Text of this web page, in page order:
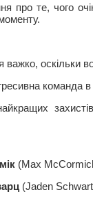
про те, чого
оскільки
команда
(Max
(Jaden